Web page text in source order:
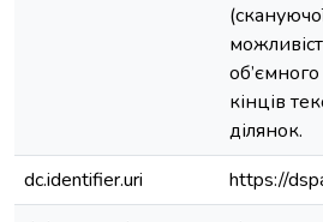
кінців
ділянок.
dc.identifier.uri
https://